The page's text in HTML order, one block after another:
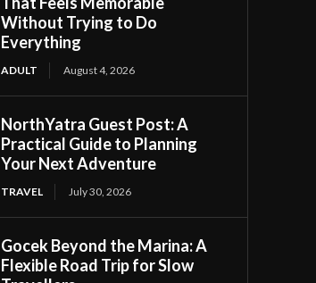
Without Trying to Do
Everything
ADULT August 4, 2026
NorthYatra Guest Post: A
Practical Guide to Planning
Your Next Adventure
TRAVEL July 30, 2026
Gocek Beyond the Marina: A
Flexible Road Trip for Slow